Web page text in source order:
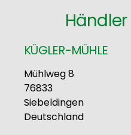
Händler
KÜGLER-MÜHLE
Mühlweg 8
76833
Siebeldingen
Deutschland